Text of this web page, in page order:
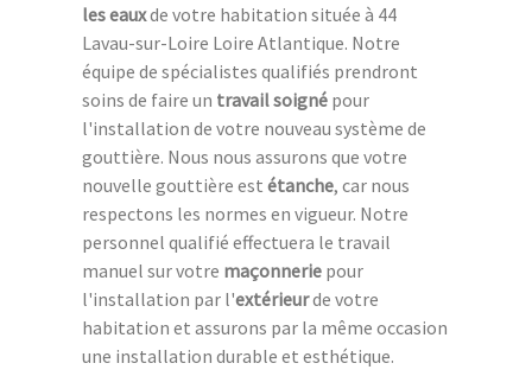
les eauxde votre habitation située à 44
Lavau-sur-Loire Loire Atlantique. Notre
équipe de spécialistes qualifiés prendront
soins de faire un travail soigné pour
l'installation de votre nouveau système de
gouttière. Nous nous assurons que votre
nouvelle gouttière est étanche, car nous
respectons les normes en vigueur. Notre
personnel qualifié effectuera le travail
manuel sur votre maçonnerie pour
l'installation par l'extérieurde votre
habitation et assurons par la même occasion
une installation durable et esthétique.